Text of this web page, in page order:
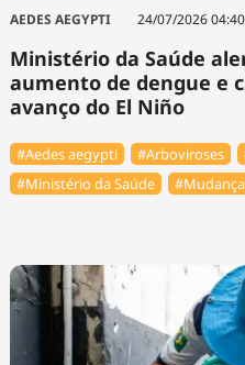
Cinema
AEDES AEGYPTI 24/07/2026
Ministério da Saúde
aumento de dengue e
avanço do El Niño
#Aedes aegypti #Arboviroses
#Ministério da Saúde